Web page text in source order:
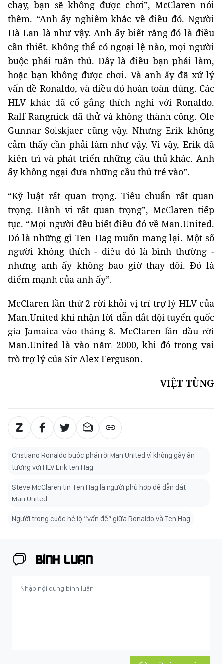
chạy, bạn sẽ không được chơi”, McClaren nói
thêm. “Anh ấy nghiêm khắc về điều đó. Người
Hà Lan là như vậy. Anh ấy biết rằng đó là điều
cần thiết. Không thể có ngoại lệ nào, mọi người
buộc phải tuân thủ. Đây là điều bạn phải làm,
hoặc bạn không được chơi. Và anh ấy đã xử lý
vấn đề Ronaldo, và điều đó hoàn toàn đúng. Các
HLV khác đã cố gắng thích nghi với Ronaldo.
Ralf Rangnick đã thử và không thành công. Ole
Gunnar Solskjaer cũng vậy. Nhưng Erik không
cảm thấy cần phải làm như vậy. Vì vậy, Erik đã
kiên trì và phát triển những cầu thủ khác. Anh
ấy không ngại đưa những cầu thủ trẻ vào”.
“Kỷ luật rất quan trọng. Tiêu chuẩn rất quan
trọng. Hành vi rất quan trọng”, McClaren tiếp
tục. “Mọi người đều biết điều đó về Man.United.
Đó là những gì Ten Hag muốn mang lại. Một số
người không thích - điều đó là bình thường -
nhưng anh ấy không bao giờ thay đổi. Đó là
điểm mạnh của anh ấy”.
McClaren lần thứ 2 rời khỏi vị trí trợ lý HLV của
Man.United khi nhận lời dẫn dắt đội tuyển quốc
gia Jamaica vào tháng 8. McClaren lần đầu rời
Man.United là vào năm 2000, khi đó trong vai
trò trợ lý của Sir Alex Ferguson.
VIỆT TÙNG
Cristiano Ronaldo buộc phải rời Man.United vì không gây ấn
tượng với HLV Erik ten Hag.
Steve McClaren tin Ten Hag là người phù hợp để dẫn dắt
Man.United.
Người trong cuộc hé lộ “vấn đề” giữa Ronaldo và Ten Hag
BÌNH LUẬN